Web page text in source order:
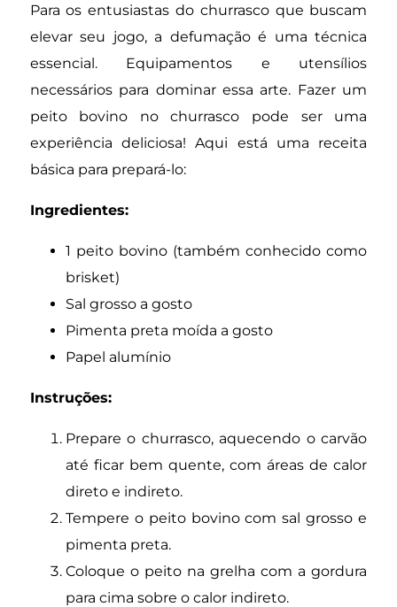
Para os entusiastas do churrasco que buscam
elevar seu jogo, a defumação é uma técnica
essencial. Equipamentos e utensílios
necessários para dominar essa arte. Fazer um
peito bovino no churrasco pode ser uma
experiência deliciosa! Aqui está uma receita
básica para prepará-lo:
Ingredientes:
1 peito bovino (também conhecido como
brisket)
Sal grosso a gosto
Pimenta preta moída a gosto
Papel alumínio
Instruções:
Prepare o churrasco, aquecendo o carvão
até ficar bem quente, com áreas de calor
direto e indireto.
Tempere o peito bovino com sal grosso e
pimenta preta.
Coloque o peito na grelha com a gordura
para cima sobre o calor indireto.